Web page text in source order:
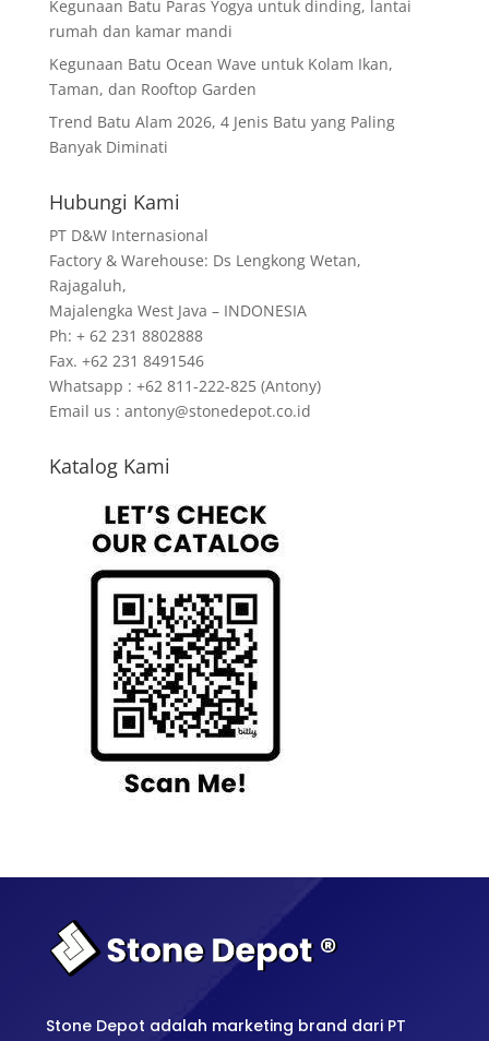
Kegunaan Batu Paras Yogya untuk dinding, lantai
rumah dan kamar mandi
Kegunaan Batu Ocean Wave untuk Kolam Ikan,
Taman, dan Rooftop Garden
Trend Batu Alam 2026, 4 Jenis Batu yang Paling
Banyak Diminati
Hubungi Kami
PT D&W Internasional
Factory & Warehouse: Ds Lengkong Wetan,
Rajagaluh,
Majalengka West Java – INDONESIA
Ph: + 62 231 8802888
Fax. +62 231 8491546
Whatsapp : +62 811-222-825 (Antony)
Email us : antony@stonedepot.co.id
Katalog Kami
Stone Depot adalah marketing brand dari PT